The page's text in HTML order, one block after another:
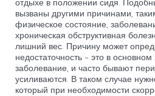
отдыхе в положении сидя.
вызваны другими причинами,
физическое состояние,
хроническая обструктивная
лишний вес. Причину может
недостаточность – это в основном
заболевание, и часто бывают
усиливаются. В таком случае
который при необходимости